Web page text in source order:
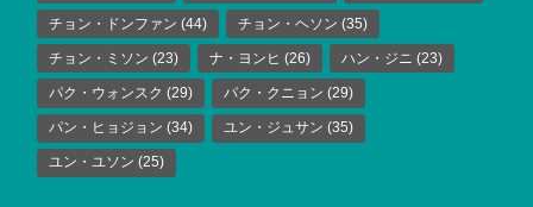
チョン・ドンファン (44) チョン・ヘソン (35)
チョン・ミソン (23) ナ・ヨンヒ (26) ハン・ジニ (23)
パク・ウォンスク (29) パク・クニョン (29)
パン・ヒョジョン (34) ユン・ジュサン (35)
ユン・ユソン (25)